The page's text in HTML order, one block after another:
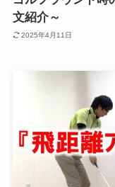
文紹介～
2025年4月11日